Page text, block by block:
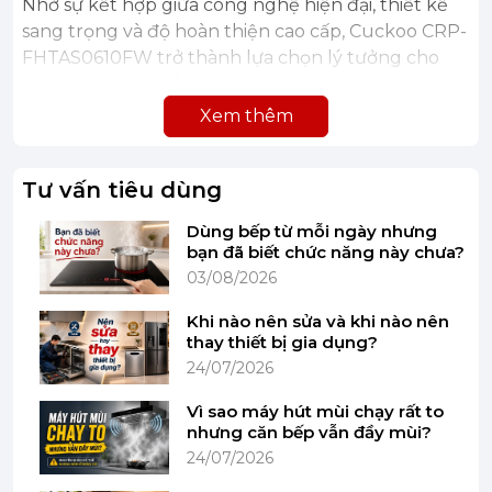
Nhờ sự kết hợp giữa công nghệ hiện đại, thiết kế
sang trọng và độ hoàn thiện cao cấp, Cuckoo CRP-
FHTAS0610FW trở thành lựa chọn lý tưởng cho
Hình ảnh chỉ mang tính chất minh hoạ
Xem thêm
Tư vấn tiêu dùng
Dùng bếp từ mỗi ngày nhưng
bạn đã biết chức năng này chưa?
03/08/2026
Khi nào nên sửa và khi nào nên
thay thiết bị gia dụng?
24/07/2026
Vì sao máy hút mùi chạy rất to
nhưng căn bếp vẫn đầy mùi?
24/07/2026